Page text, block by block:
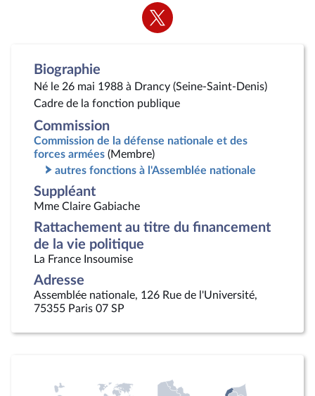
Voir
la
Biographie
Né le 26 mai 1988 à Drancy (Seine-Saint-Denis)
Cadre de la fonction publique
Commission
Commission de la défense nationale et des
forces armées (Membre)
autres fonctions à l'Assemblée nationale
Suppléant
Mme Claire Gabiache
Rattachement au titre du financement
de la vie politique
La France Insoumise
Adresse
Assemblée nationale, 126 Rue de l'Université,
75355 Paris 07 SP